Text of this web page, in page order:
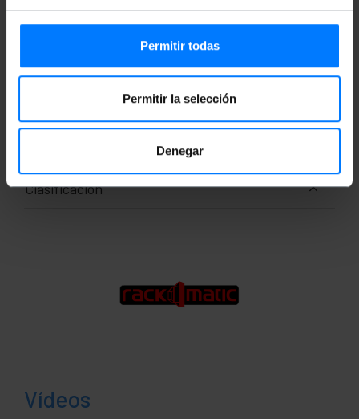
Permitir todas
Permitir la selección
Denegar
alto): 37.0 x 30.0 x 36.0 cm
Número de paquetes: 1
Ficha de producto 1
Clasificación
Vídeos